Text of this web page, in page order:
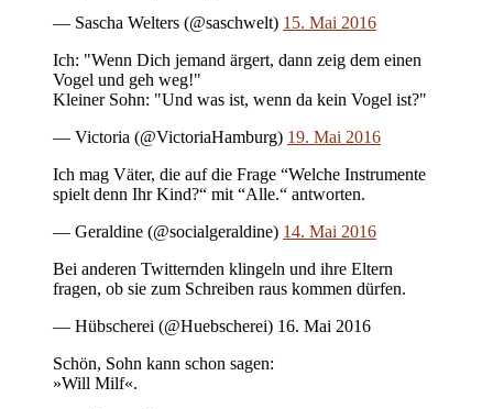
— Sascha Welters (@saschwelt) 15. Mai 2016
Ich: "Wenn Dich jemand ärgert, dann zeig dem einen
Vogel und geh weg!"
Kleiner Sohn: "Und was ist, wenn da kein Vogel ist?"
— Victoria (@VictoriaHamburg) 19. Mai 2016
Ich mag Väter, die auf die Frage “Welche Instrumente
spielt denn Ihr Kind?“ mit “Alle.“ antworten.
— Geraldine (@socialgeraldine) 14. Mai 2016
Bei anderen Twitternden klingeln und ihre Eltern
fragen, ob sie zum Schreiben raus kommen dürfen.
— Hübscherei (@Huebscherei) 16. Mai 2016
Schön, Sohn kann schon sagen:
»Will Milf«.